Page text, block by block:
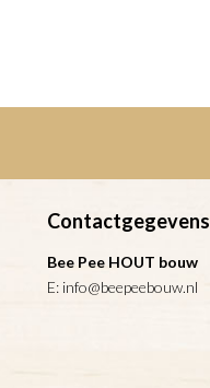
Contactgegevens
Bee Pee HOUT bouw
E: info@beepeebouw.nl